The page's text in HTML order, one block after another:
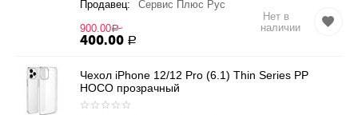
Продавец:
Сервис Плюс Рус
900.00Р
400.00 Р
Нет в
наличии
Чехол iPhone 12/12 Pro (6.1) Thin Series PP
HOCO прозрачный